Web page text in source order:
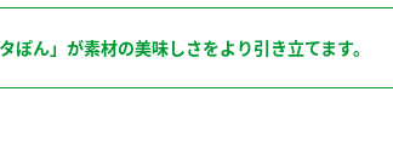
ぽん」が素材の美味しさをより引き立てます。